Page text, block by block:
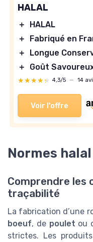
HALAL
＋
HALAL
＋
Fabriqué en
＋
Longue
＋
Goût
★★★★★
★★★★★ 4,3/5 — 14
Voir l'offre
Normes
Comprendre
traçabilité
La fabrication d’une
boeuf, de poulet ou
strictes. Les